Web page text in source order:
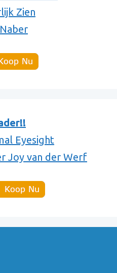
Zien
Eyesight
Joy van der Werf